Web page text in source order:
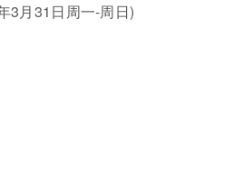
3月31日周一-周日)